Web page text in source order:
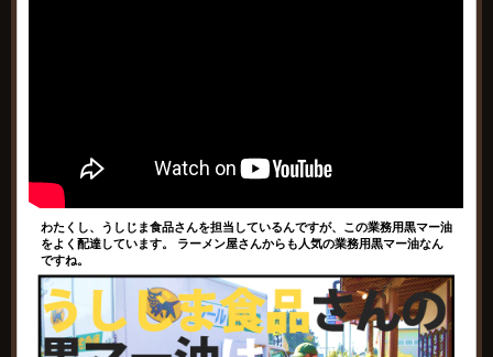
わたくし、うしじま食品さんを担当しているんですが、この業務用黒マー油
をよく配達しています。 ラーメン屋さんからも人気の業務用黒マー油なん
ですね。